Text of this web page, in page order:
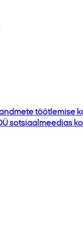
töötlemise
sotsiaalmeedias